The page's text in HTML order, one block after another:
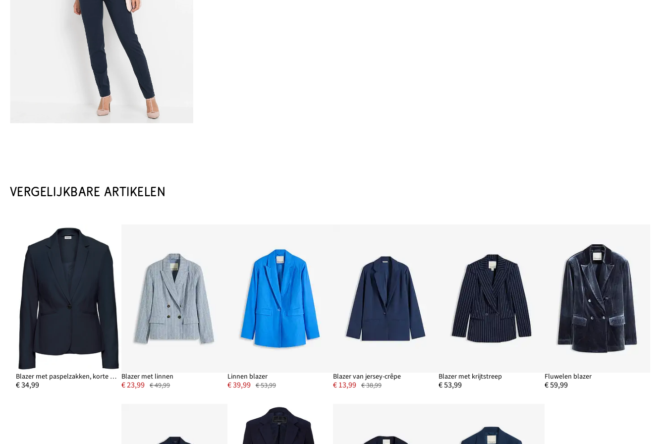
VERGELIJKBARE ARTIKELEN
Blazer met paspelzakken, korte maten
€ 34,99
Blazer met linnen
€ 23,99 € 49,99
Linnen blazer
€ 39,99 € 53,99
Blazer van jersey-crêpe
€ 13,99 € 38,99
Blazer met krijtstreep
€ 53,99
Fluwelen blazer
€ 59,99